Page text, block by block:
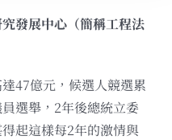
發展中心（簡稱工程法
47億元，候選人競選累
選舉，2年後總統立委
起這樣每2年的激情與